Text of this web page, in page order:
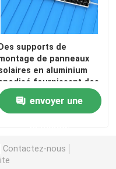
supports de
de panneaux
en aluminium
fournissant des
de montage
pour différents
types de panneaux
envoyer une
Contactez-nous